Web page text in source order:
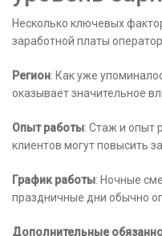
Несколько ключевых
заработной платы
Регион: Как уже
оказывает значительное
Опыт работы: Стаж и опыт
клиентов могут повысить
График работы: Ночные
праздничные дни обычно
Дополнительные